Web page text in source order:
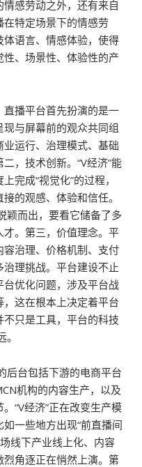
感劳动之外，还有来自
特定场景下的情感劳
语言、情感体验，使得
、场景性、体验性的产
播平台首先扮演的是一
与屏幕前的观众共同组
运行、治理模式、基础
，技术创新。“V经济”能
完成“视觉化”的过程，
的观感、体验和信任。
颖而出，要看它储备了多
。第三，价值理念。平
治理、价格机制、支付
理挑战。平台建设不止
优化问题，涉及平台战
这在根本上决定着平台
只是工具，平台的科技
后台包括下游的电商平台
机构的内容生产，以及
“V经济”正在改变生产模
一些地方出现“前直播间
线下产业线上化、内容
角逐正在悄然上演。第